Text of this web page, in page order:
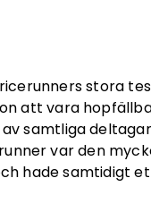
stora
att vara
samtliga
var den
hade samtidigt